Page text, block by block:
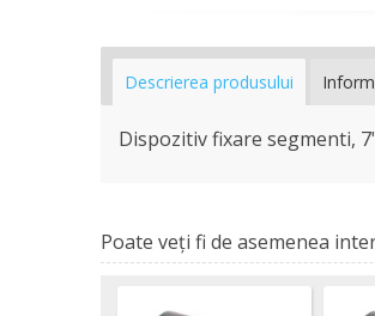
Descrierea produsului
Dispozitiv fixare segmenti,
Poate veţi fi de asemenea